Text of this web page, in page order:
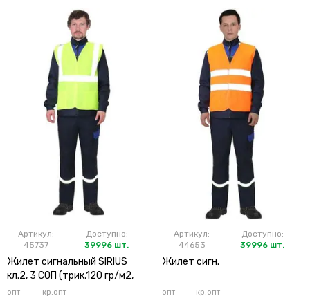
Артикул:
45737
Доступно:
39996 шт.
Жилет сигнальный SIRIUS
кл.2, 3 СОП (трик.120 гр/м2,
карманы) лимонный
опт кр.опт
Артикул:
44653
Доступно:
39996 шт.
Жилет сигн.
опт кр.опт